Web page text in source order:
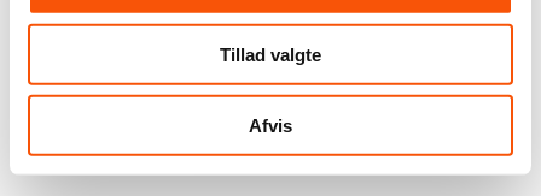
Tillad valgte
Afvis